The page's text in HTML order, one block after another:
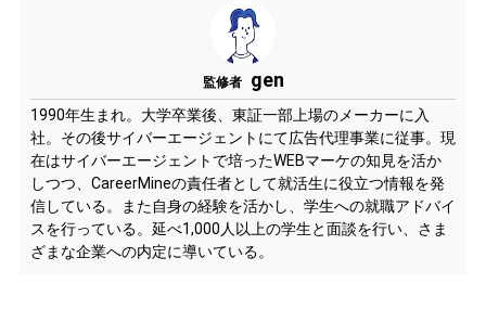
監修者 gen
1990年生まれ。大学卒業後、東証一部上場のメーカーに入
社。その後サイバーエージェントにて広告代理事業に従事。現
在はサイバーエージェントで培ったWEBマーケの知見を活か
しつつ、CareerMineの責任者として就活生に役立つ情報を発
信している。また自身の経験を活かし、学生への就職アドバイ
スを行っている。延べ1,000人以上の学生と面談を行い、さま
ざまな企業への内定に導いている。